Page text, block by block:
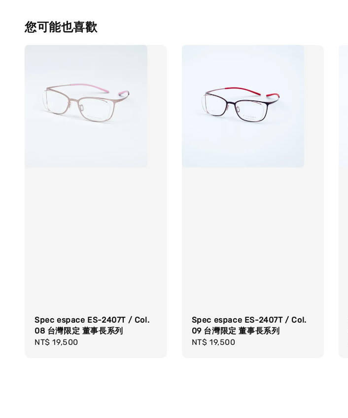
您可能也喜歡
Spec espace ES-2407T / Col.
08 台灣限定 董事長系列
Regular
NT$ 19,500
Spec espace ES-2407T / Col.
09 台灣限定 董事長系列
Regular
NT$ 19,500